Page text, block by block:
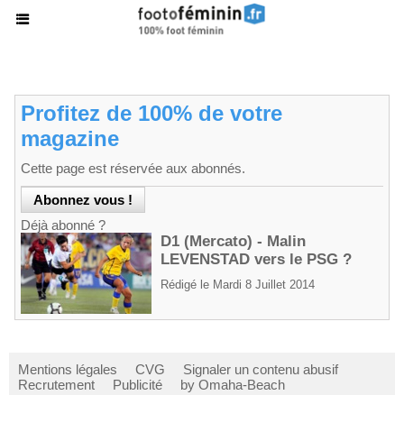
Profitez de 100% de votre
magazine
Cette page est réservée aux abonnés.
Déjà abonné ?
D1 (Mercato) - Malin
LEVENSTAD vers le PSG ?
Rédigé le Mardi 8 Juillet 2014
Mentions légales CVG
Signaler un contenu abusif
Recrutement
Publicité by Omaha-Beach